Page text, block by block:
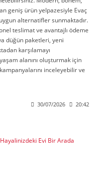
geniş ürün yelpazesiyle Evaç
alternatifler sunmaktadır.
teslimat ve avantajlı ödeme
düğün paketleri, yeni
karşılamayı
alanını oluşturmak için
inceleyebilir ve
30/07/2026 20:42